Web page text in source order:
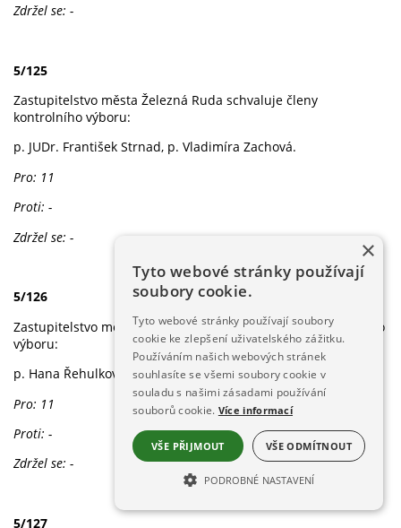
Zdržel se: -
5/125
Zastupitelstvo města Železná Ruda schvaluje členy
kontrolního výboru:
p. JUDr. František Strnad, p. Vladimíra Zachová.
Pro: 11
Proti: -
Zdržel se: -
5/126
Zastupitelstvo města Železná Ruda schvaluje členy finančního
výboru:
p. Hana Řehulková, p. Jarmila Poštulková.
Pro: 11
Proti: -
Zdržel se: -
5/127
×
Tyto webové stránky používají
soubory cookie.
Tyto webové stránky používají soubory
cookie ke zlepšení uživatelského zážitku.
Používáním našich webových stránek
souhlasíte se všemi soubory cookie v
souladu s našimi zásadami používání
souborů cookie. Více informací
VŠE PŘIJMOUT VŠE ODMÍTNOUT
PODROBNÉ NASTAVENÍ
NEZBYTNĚ NUTNÉ SOUBORY